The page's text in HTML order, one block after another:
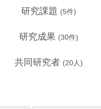
研究課題 (5件)
研究成果 (30件)
共同研究者 (20人)